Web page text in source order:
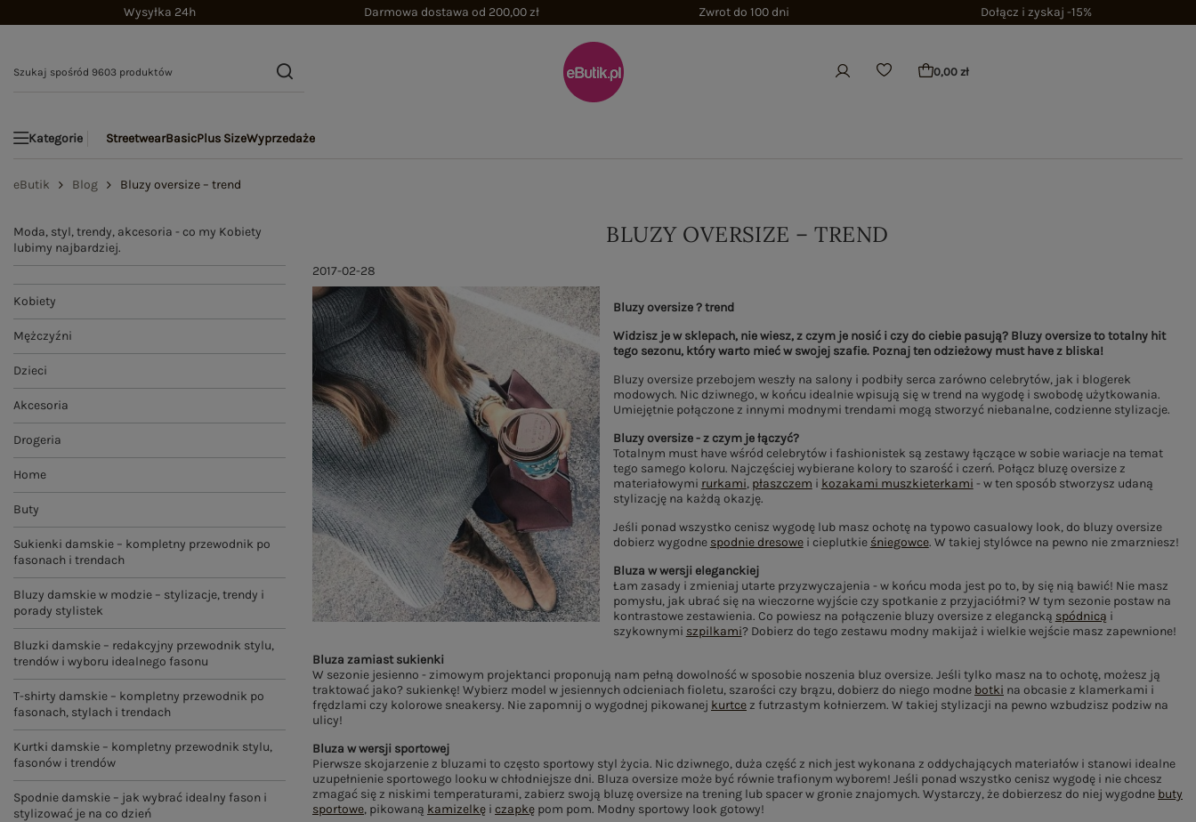
Wysyłka 24h Darmowa dostawa od 200,00 zł Zwrot do 100 dni Dołącz i zyskaj -15%
0,00 zł
Kategorie StreetwearBasicPlus SizeWyprzedaże
eButik Blog Bluzy oversize – trend
Moda, styl, trendy, akcesoria - co my Kobiety
lubimy najbardziej.
Kobiety
Mężczyźni
Dzieci
Akcesoria
Drogeria
Home
Buty
Sukienki damskie – kompletny przewodnik po
fasonach i trendach
Bluzy damskie w modzie – stylizacje, trendy i
porady stylistek
Bluzki damskie – redakcyjny przewodnik stylu,
trendów i wyboru idealnego fasonu
T-shirty damskie – kompletny przewodnik po
fasonach, stylach i trendach
Kurtki damskie – kompletny przewodnik stylu,
fasonów i trendów
Spodnie damskie – jak wybrać idealny fason i
stylizować je na co dzień
BLUZY OVERSIZE – TREND
2017-02-28
Bluzy oversize ? trend
Widzisz je w sklepach, nie wiesz, z czym je nosić i czy do ciebie pasują? Bluzy oversize to totalny hit
tego sezonu, który warto mieć w swojej szafie. Poznaj ten odzieżowy must have z bliska!
Bluzy oversize przebojem weszły na salony i podbiły serca zarówno celebrytów, jak i blogerek
modowych. Nic dziwnego, w końcu idealnie wpisują się w trend na wygodę i swobodę użytkowania.
Umiejętnie połączone z innymi modnymi trendami mogą stworzyć niebanalne, codzienne stylizacje.
Bluzy oversize - z czym je łączyć?
Totalnym must have wśród celebrytów i fashionistek są zestawy łączące w sobie wariacje na temat
tego samego koloru. Najczęściej wybierane kolory to szarość i czerń. Połącz bluzę oversize z
materiałowymi rurkami, płaszczem i kozakami muszkieterkami - w ten sposób stworzysz udaną
stylizację na każdą okazję.
Jeśli ponad wszystko cenisz wygodę lub masz ochotę na typowo casualowy look, do bluzy oversize
dobierz wygodne spodnie dresowei cieplutkie śniegowce. W takiej stylówce na pewno nie zmarzniesz!
Bluza w wersji eleganckiej
Łam zasady i zmieniaj utarte przyzwyczajenia - w końcu moda jest po to, by się nią bawić! Nie masz
pomysłu, jak ubrać się na wieczorne wyjście czy spotkanie z przyjaciółmi? W tym sezonie postaw na
kontrastowe zestawienia. Co powiesz na połączenie bluzy oversize z elegancką spódnicą i
szykownymi szpilkami? Dobierz do tego zestawu modny makijaż i wielkie wejście masz zapewnione!
Bluza zamiast sukienki
W sezonie jesienno - zimowym projektanci proponują nam pełną dowolność w sposobie noszenia bluz oversize. Jeśli tylko masz na to ochotę, możesz ją
traktować jako? sukienkę! Wybierz model w jesiennych odcieniach fioletu, szarości czy brązu, dobierz do niego modne botki na obcasie z klamerkami i
frędzlami czy kolorowe sneakersy. Nie zapomnij o wygodnej pikowanej kurtcez futrzastym kołnierzem. W takiej stylizacji na pewno wzbudzisz podziw na
ulicy!
Bluza w wersji sportowej
Pierwsze skojarzenie z bluzami to często sportowy styl życia. Nic dziwnego, duża część z nich jest wykonana z oddychających materiałów i stanowi idealne
uzupełnienie sportowego looku w chłodniejsze dni. Bluza oversize może być równie trafionym wyborem! Jeśli ponad wszystko cenisz wygodę i nie chcesz
zmagać się z niskimi temperaturami, zabierz swoją bluzę oversize na trening lub spacer w gronie znajomych. Wystarczy, że dobierzesz do niej wygodne buty
sportowe, pikowaną kamizelkę i czapkę pom pom. Modny sportowy look gotowy!